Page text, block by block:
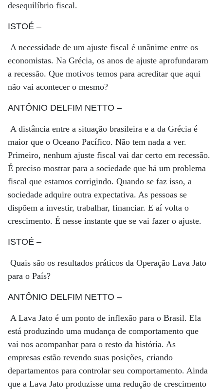
desequilíbrio fiscal.
ISTOÉ –
A necessidade de um ajuste fiscal é unânime entre os
economistas. Na Grécia, os anos de ajuste aprofundaram
a recessão. Que motivos temos para acreditar que aqui
não vai acontecer o mesmo?
ANTÔNIO DELFIM NETTO –
A distância entre a situação brasileira e a da Grécia é
maior que o Oceano Pacífico. Não tem nada a ver.
Primeiro, nenhum ajuste fiscal vai dar certo em recessão.
É preciso mostrar para a sociedade que há um problema
fiscal que estamos corrigindo. Quando se faz isso, a
sociedade adquire outra expectativa. As pessoas se
dispõem a investir, trabalhar, financiar. E aí volta o
crescimento. É nesse instante que se vai fazer o ajuste.
ISTOÉ –
Quais são os resultados práticos da Operação Lava Jato
para o País?
ANTÔNIO DELFIM NETTO –
A Lava Jato é um ponto de inflexão para o Brasil. Ela
está produzindo uma mudança de comportamento que
vai nos acompanhar para o resto da história. As
empresas estão revendo suas posições, criando
departamentos para controlar seu comportamento. Ainda
que a Lava Jato produzisse uma redução de crescimento